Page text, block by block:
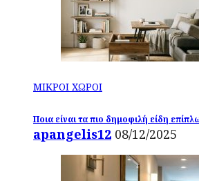
ΜΙΚΡΟΙ ΧΩΡΟΙ
Ποια είναι τα πιο δημοφιλή είδη
apangelis12 08/12/2025